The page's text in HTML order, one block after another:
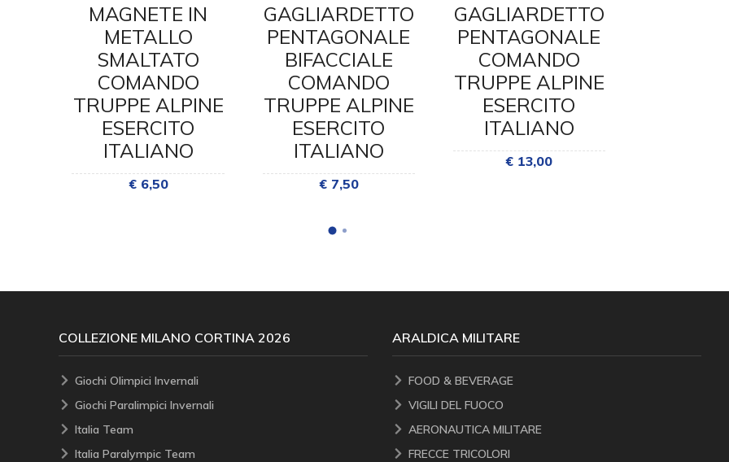
MAGNETE IN
METALLO
SMALTATO
COMANDO
TRUPPE ALPINE
ESERCITO
ITALIANO
€ 6,50
GAGLIARDETTO
PENTAGONALE
BIFACCIALE
COMANDO
TRUPPE ALPINE
ESERCITO
ITALIANO
€ 7,50
GAGLIARDETTO
PENTAGONALE
COMANDO
TRUPPE ALPINE
ESERCITO
ITALIANO
€ 13,00
COLLEZIONE MILANO CORTINA 2026
Giochi Olimpici Invernali
Giochi Paralimpici Invernali
Italia Team
Italia Paralympic Team
ARALDICA MILITARE
FOOD & BEVERAGE
VIGILI DEL FUOCO
AERONAUTICA MILITARE
FRECCE TRICOLORI